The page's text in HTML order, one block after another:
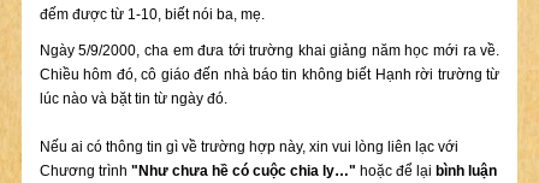
đếm được từ 1-10, biết nói ba, mẹ.
Ngày 5/9/2000, cha em đưa tới trường khai giảng năm học mới ra về.
Chiều hôm đó, cô giáo đến nhà báo tin không biết Hạnh rời trường từ
lúc nào và bặt tin từ ngày đó.
Nếu ai có thông tin gì về trường hợp này, xin vui lòng liên lạc với
Chương trình "Như chưa hề có cuộc chia ly…" hoặc để lại bình luận